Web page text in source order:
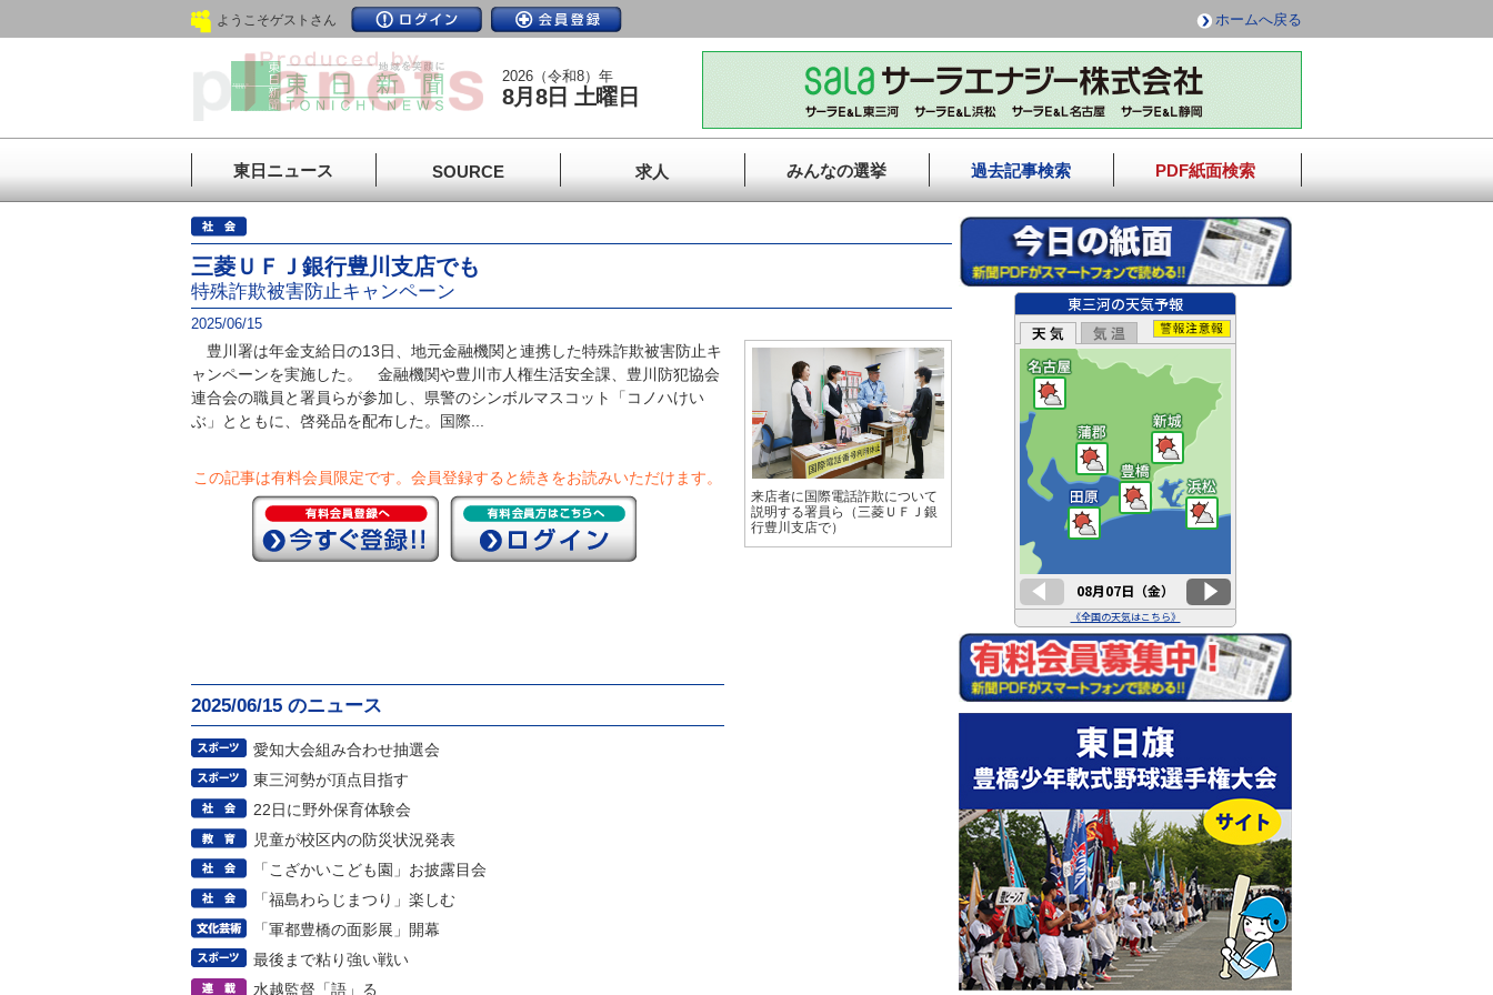
ようこそゲストさん ホームへ戻る
2026（令和8）年
8月8日 土曜日
東日ニュース SOURCE 求人 みんなの選挙 過去記事検索 PDF紙面検索
三菱ＵＦＪ銀行豊川支店でも
特殊詐欺被害防止キャンペーン
2025/06/15
豊川署は年金支給日の13日、地元金融機関と連携した特殊詐欺被害防止キ
ャンペーンを実施した。 金融機関や豊川市人権生活安全課、豊川防犯協会
連合会の職員と署員らが参加し、県警のシンボルマスコット「コノハけい
ぶ」とともに、啓発品を配布した。国際...
この記事は有料会員限定です。 会員登録すると続きをお読みいただけます。
2025/06/15 のニュース
愛知大会組み合わせ抽選会
東三河勢が頂点目指す
22日に野外保育体験会
児童が校区内の防災状況発表
「こざかいこども園」お披露目会
「福島わらじまつり」楽しむ
「軍都豊橋の面影展」開幕
最後まで粘り強い戦い
水越監督「語」る
来店者に国際電話詐欺について
説明する署員ら（三菱ＵＦＪ銀
行豊川支店で）